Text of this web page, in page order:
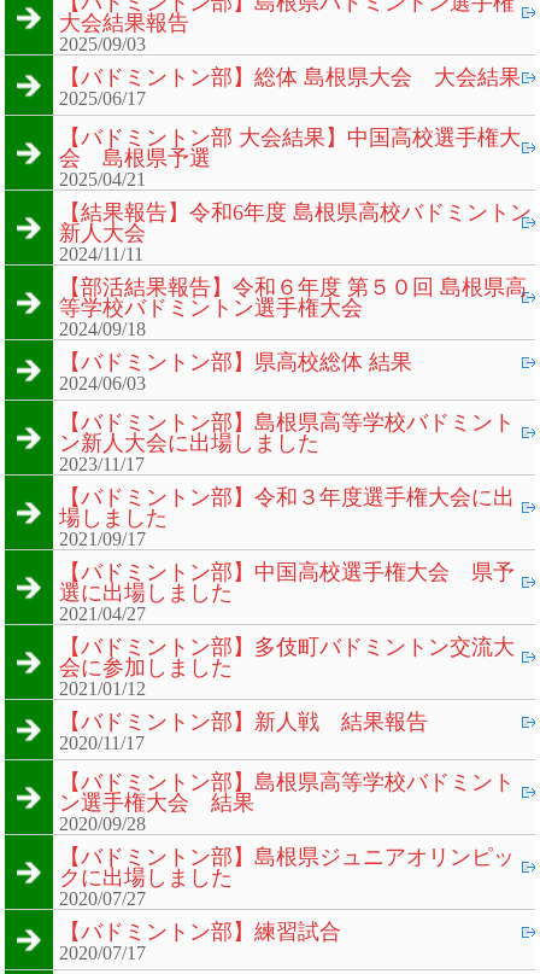
大会結果報告
2025/09/03
【バドミントン部】総体 島根県大会 大会結果
2025/06/17
【バドミントン部 大会結果】中国高校選手権大
会 島根県予選
2025/04/21
【結果報告】令和6年度 島根県高校バドミントン
新人大会
2024/11/11
【部活結果報告】令和６年度 第５０回 島根県高
等学校バドミントン選手権大会
2024/09/18
【バドミントン部】県高校総体 結果
2024/06/03
【バドミントン部】島根県高等学校バドミント
ン新人大会に出場しました
2023/11/17
【バドミントン部】令和３年度選手権大会に出
場しました
2021/09/17
【バドミントン部】中国高校選手権大会 県予
選に出場しました
2021/04/27
【バドミントン部】多伎町バドミントン交流大
会に参加しました
2021/01/12
【バドミントン部】新人戦 結果報告
2020/11/17
【バドミントン部】島根県高等学校バドミント
ン選手権大会 結果
2020/09/28
【バドミントン部】島根県ジュニアオリンピッ
クに出場しました
2020/07/27
【バドミントン部】練習試合
2020/07/17